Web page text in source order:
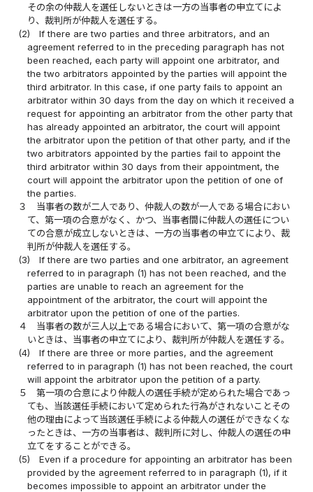
その余の仲裁人を選任しないときは一方の当事者の申立てによ
り、裁判所が仲裁人を選任する。
(2)
If there are two parties and three arbitrators, and an
agreement referred to in the preceding paragraph has not
been reached, each party will appoint one arbitrator, and
the two arbitrators appointed by the parties will appoint the
third arbitrator. In this case, if one party fails to appoint an
arbitrator within 30 days from the day on which it received a
request for appointing an arbitrator from the other party that
has already appointed an arbitrator, the court will appoint
the arbitrator upon the petition of that other party, and if the
two arbitrators appointed by the parties fail to appoint the
third arbitrator within 30 days from their appointment, the
court will appoint the arbitrator upon the petition of one of
the parties.
３
当事者の数が二人であり、仲裁人の数が一人である場合におい
て、第一項の合意がなく、かつ、当事者間に仲裁人の選任につい
ての合意が成立しないときは、一方の当事者の申立てにより、裁
判所が仲裁人を選任する。
(3)
If there are two parties and one arbitrator, an agreement
referred to in paragraph (1) has not been reached, and the
parties are unable to reach an agreement for the
appointment of the arbitrator, the court will appoint the
arbitrator upon the petition of one of the parties.
４
当事者の数が三人以上である場合において、第一項の合意がな
いときは、当事者の申立てにより、裁判所が仲裁人を選任する。
(4)
If there are three or more parties, and the agreement
referred to in paragraph (1) has not been reached, the court
will appoint the arbitrator upon the petition of a party.
５
第一項の合意により仲裁人の選任手続が定められた場合であっ
ても、当該選任手続において定められた行為がされないことその
他の理由によって当該選任手続による仲裁人の選任ができなくな
ったときは、一方の当事者は、裁判所に対し、仲裁人の選任の申
立てをすることができる。
(5)
Even if a procedure for appointing an arbitrator has been
provided by the agreement referred to in paragraph (1), if it
becomes impossible to appoint an arbitrator under the